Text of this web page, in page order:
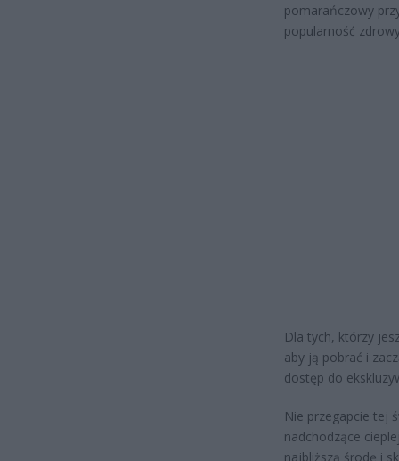
pomarańczowy
popularność
Dla tych, którzy
aby ją pobrać i
dostęp do
Nie przegapcie tej
nadchodzące
najbliższą środę i